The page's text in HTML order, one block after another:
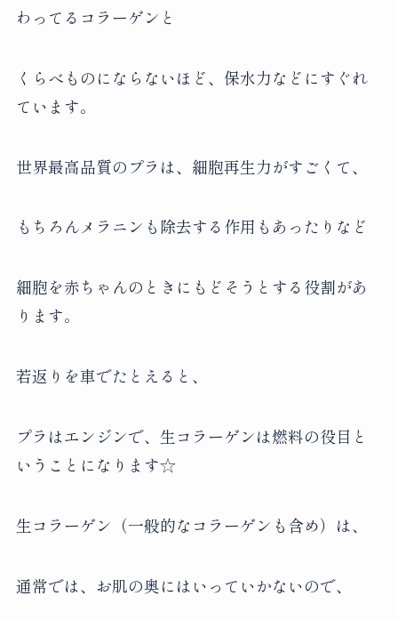
わってるコラーゲンと
くらべものにならないほど、保水力などにすぐれ
ています。
世界最高品質のプラは、細胞再生力がすごくて、
もちろんメラニンも除去する作用もあったりなど
細胞を赤ちゃんのときにもどそうとする役割があ
ります。
若返りを車でたとえると、
プラはエンジンで、生コラーゲンは燃料の役目と
いうことになります☆
生コラーゲン（一般的なコラーゲンも含め）は、
通常では、お肌の奥にはいっていかないので、